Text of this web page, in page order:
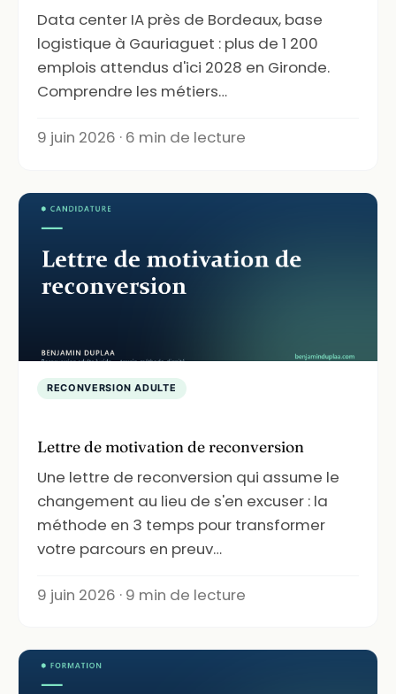
Data center IA près de Bordeaux, base
logistique à Gauriaguet : plus de 1 200
emplois attendus d'ici 2028 en Gironde.
Comprendre les métiers…
9 juin 2026 · 6 min de lecture
RECONVERSION ADULTE
Lettre de motivation de reconversion
Une lettre de reconversion qui assume le
changement au lieu de s'en excuser : la
méthode en 3 temps pour transformer
votre parcours en preuv…
9 juin 2026 · 9 min de lecture